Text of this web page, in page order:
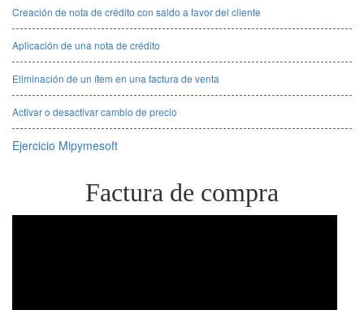
Creación de nota de crédito con saldo a favor del cliente
Aplicación de una nota de crédito
Eliminación de un ítem en una factura de venta
Activar o desactivar cambio de precio
Ejercicio Mipymesoft
Factura de compra